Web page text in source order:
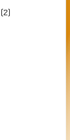
(2)